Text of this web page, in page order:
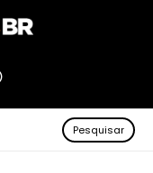
Pesquisar